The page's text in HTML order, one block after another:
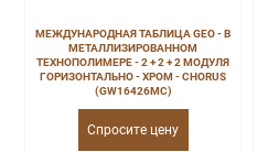
МЕЖДУНАРОДНАЯ ТАБЛИЦА GEO - В
МЕТАЛЛИЗИРОВАННОМ
ТЕХНОПОЛИМЕРЕ - 2 + 2 + 2 МОДУЛЯ
ГОРИЗОНТАЛЬНО - ХРОМ - CHORUS
(GW16426MC)
Спросите цену